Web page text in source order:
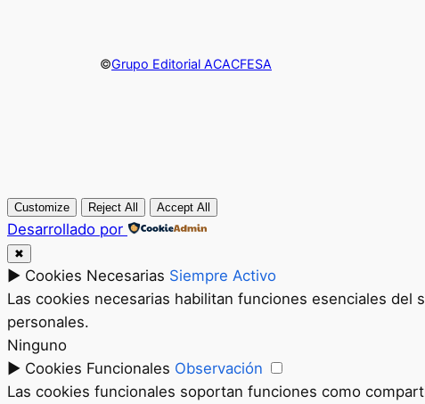
©Grupo Editorial ACACFESA
Customize Reject All Accept All
Desarrollado por
✖
► Cookies Necesarias Siempre Activo
Las cookies necesarias habilitan funciones esenciales
personales.
Ninguno
► Cookies Funcionales Observación
Las cookies funcionales soportan funciones como